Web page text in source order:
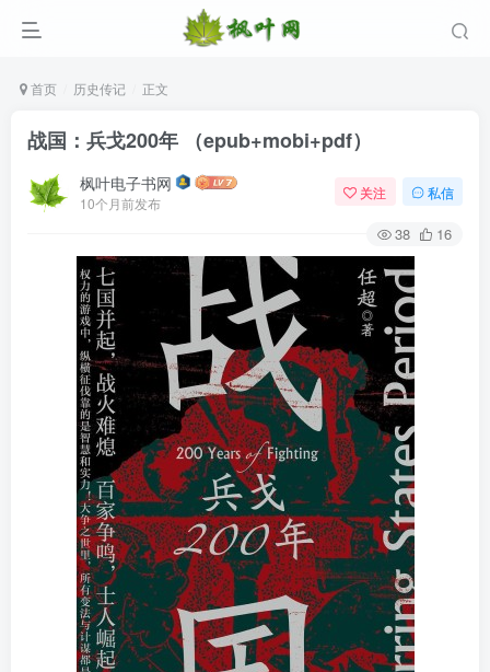
首页 历史传记 正文
战国：兵戈200年 （epub+mobi+pdf）
枫叶电子书网
10个月前发布
关注 私信
38 16
登录
没有账号？立即注册
用户名/手机号/邮箱
登录密码
记住登录 找回密码 |免密登录
登录
社交账号登录